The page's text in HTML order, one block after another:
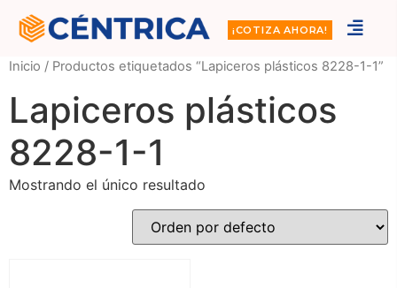
¡COTIZA AHORA!
Inicio / Productos etiquetados “Lapiceros plásticos 8228-1-1”
Lapiceros plásticos
8228-1-1
Mostrando el único resultado